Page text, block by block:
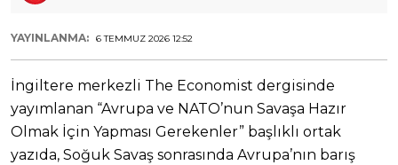
YAYINLANMA: 6 TEMMUZ 2026 12:52
İngiltere merkezli The Economist dergisinde
yayımlanan “Avrupa ve NATO’nun Savaşa Hazır
Olmak İçin Yapması Gerekenler” başlıklı ortak
yazıda, Soğuk Savaş sonrasında Avrupa’nın barış